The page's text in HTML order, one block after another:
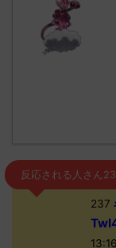
反応される人さん
237